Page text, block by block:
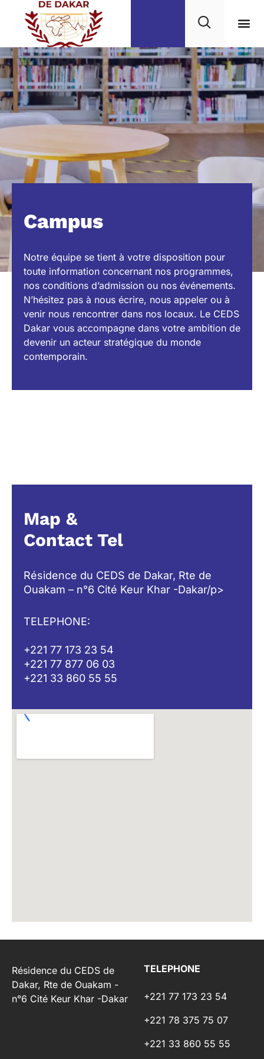
Campus
Notre équipe se tient à votre disposition pour
toute information concernant nos programmes,
nos conditions d’admission ou nos événements.
N’hésitez pas à nous écrire, nous appeler ou à
venir nous rencontrer dans nos locaux. Le CEDS
Dakar vous accompagne dans votre ambition de
devenir un acteur stratégique du monde
contemporain.
Map &
Contact Tel
Résidence du CEDS de Dakar, Rte de
Ouakam – n°6 Cité Keur Khar -Dakar/p>
TELEPHONE:
+221 77 173 23 54
+221 77 877 06 03
+221 33 860 55 55
Résidence du CEDS de
Dakar, Rte de Ouakam -
n°6 Cité Keur Khar -Dakar
TELEPHONE
+221 77 173 23 54
+221 78 375 75 07
+221 33 860 55 55